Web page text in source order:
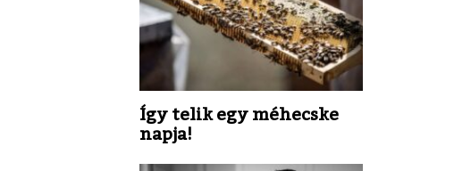
Így telik egy méhecske
napja!